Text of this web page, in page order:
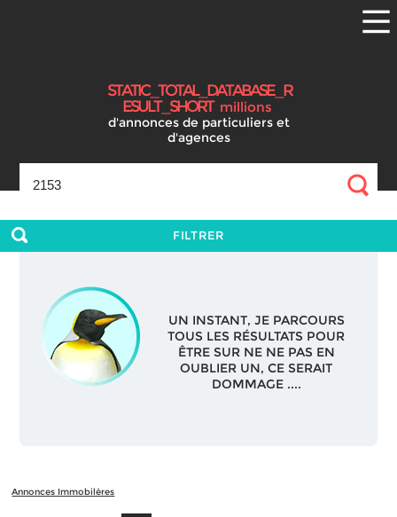
STAT
I
C_TOTA
L_DATABAS
E_R
ESUL
T_SHOR
T millions
d'annonces de particuliers et
d'agences
FILTRER
UN INSTANT, JE PARCOURS
TOUS LES RÉSULTATS POUR
ÊTRE SUR NE NE PAS EN
OUBLIER UN, CE SERAIT
DOMMAGE ....
Annonces Immobilères